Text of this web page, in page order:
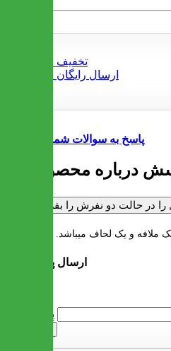
پاسخ به سوالات شما
درباره محصول
ارسال پرسش